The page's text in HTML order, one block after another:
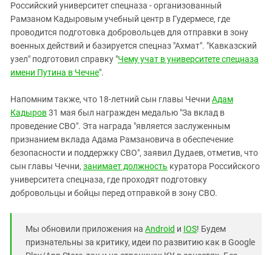
Российский университет спецназа - организованный
Рамзаном Кадыровым учебный центр в Гудермесе, где
проводится подготовка добровольцев для отправки в зону
военных действий и базируется спецназ "Ахмат". "Кавказский
узел" подготовил справку "Чему учат в университете спецназа
имени Путина в Чечне".
Напомним также, что 18-летний сын главы Чечни Адам
Кадыров31 мая был награжден медалью "За вклад в
проведение СВО". Эта награда "является заслуженным
признанием вклада Адама Рамзановича в обеспечение
безопасности и поддержку СВО", заявил Дудаев, отметив, что
сын главы Чечни, занимает должность куратора Российского
университета спецназа, где проходят подготовку
добровольцы и бойцы перед отправкой в зону СВО.
Мы обновили приложения на Android и IOS! Будем
признательны за критику, идеи по развитию как в Google